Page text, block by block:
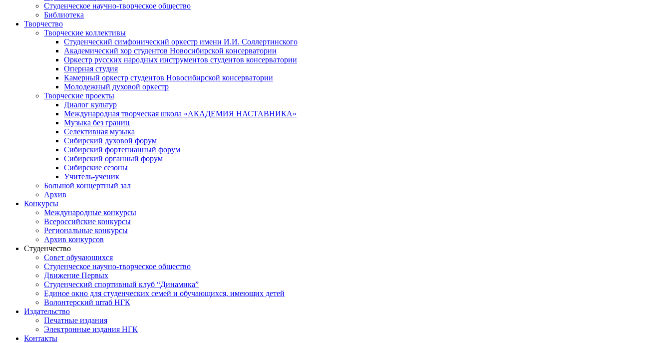
Студенческое научно-творческое общество
Библиотека
Творчество
Творческие коллективы
Студенческий симфонический оркестр имени И.И. Соллертинского
Академический хор студентов Новосибирской консерватории
Оркестр русских народных инструментов студентов консерватории
Оперная студия
Камерный оркестр студентов Новосибирской консерватории
Молодежный духовой оркестр
Творческие проекты
Диалог культур
Международная творческая школа «АКАДЕМИЯ НАСТАВНИКА»
Музыка без границ
Селективная музыка
Сибирский духовой форум
Сибирский фортепианный форум
Сибирский органный форум
Сибирские сезоны
Учитель-ученик
Большой концертный зал
Архив
Конкурсы
Международные конкурсы
Всероссийские конкурсы
Региональные конкурсы
Архив конкурсов
Студенчество
Совет обучающихся
Студенческое научно-творческое общество
Движение Первых
Студенческий спортивный клуб “Динамика”
Единое окно для студенческих семей и обучающихся, имеющих детей
Волонтерский штаб НГК
Издательство
Печатные издания
Электронные издания НГК
Контакты